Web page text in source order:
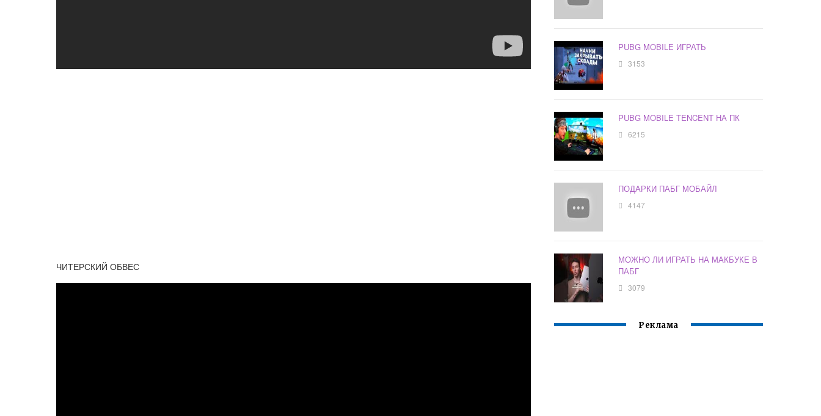
ЧИТЕРСКИЙ ОБВЕС
PUBG MOBILE ИГРАТЬ
3153
PUBG MOBILE TENCENT НА ПК
6215
ПОДАРКИ ПАБГ МОБАЙЛ
4147
МОЖНО ЛИ ИГРАТЬ НА МАКБУКЕ В
ПАБГ
3079
Реклама